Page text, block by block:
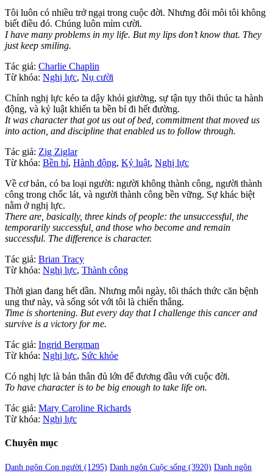
Tôi luôn có nhiều trở ngại trong cuộc đời. Nhưng đôi môi tôi không
biết điều đó. Chúng luôn mỉm cười.
I have many problems in my life. But my lips don’t know that. They
just keep smiling.
Tác giả: Charlie Chaplin
Từ khóa: Nghị lực, Nụ cười
Chính nghị lực kéo ta dậy khỏi giường, sự tận tụy thôi thúc ta hành
động, và kỷ luật khiến ta bền bỉ đi hết đường.
It was character that got us out of bed, commitment that moved us
into action, and discipline that enabled us to follow through.
Tác giả: Zig Ziglar
Từ khóa: Bền bỉ, Hành động, Kỷ luật, Nghị lực
Về cơ bản, có ba loại người: người không thành công, người thành
công trong chốc lát, và người thành công bền vững. Sự khác biệt
nằm ở nghị lực.
There are, basically, three kinds of people: the unsuccessful, the
temporarily successful, and those who become and remain
successful. The difference is character.
Tác giả: Brian Tracy
Từ khóa: Nghị lực, Thành công
Thời gian đang hết dần. Nhưng mỗi ngày, tôi thách thức căn bệnh
ung thư này, và sống sót với tôi là chiến thắng.
Time is shortening. But every day that I challenge this cancer and
survive is a victory for me.
Tác giả: Ingrid Bergman
Từ khóa: Nghị lực, Sức khỏe
Có nghị lực là bản thân đủ lớn để đương đầu với cuộc đời.
To have character is to be big enough to take life on.
Tác giả: Mary Caroline Richards
Từ khóa: Nghị lực
Chuyên mục
Danh ngôn Con người (1295) Danh ngôn Cuộc sống (3920) Danh ngôn